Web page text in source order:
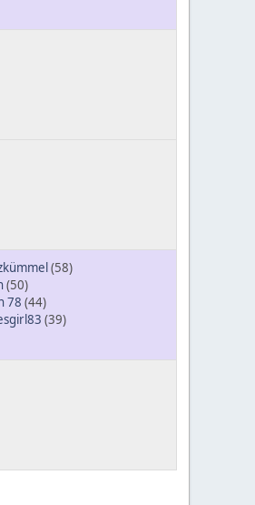
(58)
(50)
78 (44)
(39)